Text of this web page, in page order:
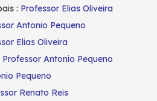
: Professor Elias Oliveira
Antonio Pequeno
Elias Oliveira
Professor Antonio Pequeno
Pequeno
Renato Reis